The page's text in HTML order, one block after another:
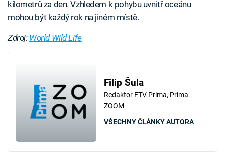
kilometrů za den. Vzhledem k pohybu uvnitř oceánu
mohou být každý rok na jiném místě.
Zdroj: World Wild Life
Filip Šula
Redaktor FTV Prima, Prima
ZOOM
VŠECHNY ČLÁNKY AUTORA